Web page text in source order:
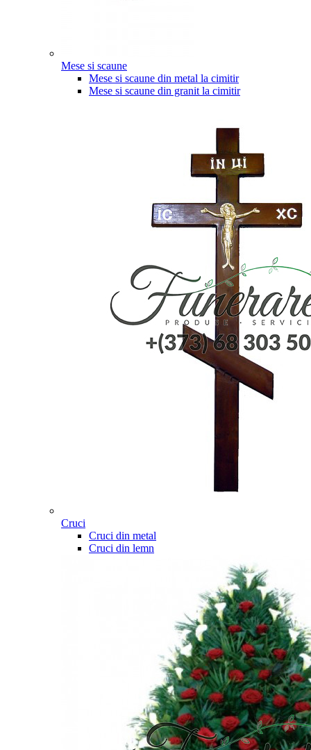
Mese si scaune
Mese si scaune din metal la cimitir
Mese si scaune din granit la cimitir
Cruci
Cruci din metal
Cruci din lemn